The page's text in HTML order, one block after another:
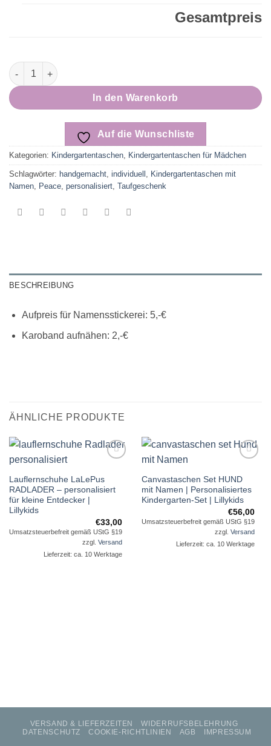
Gesamtpreis
KIGA Tasche | Kindergartentasche | Peace Menge
In den Warenkorb
Auf die Wunschliste
Kategorien: Kindergartentaschen Kindergartentaschen für Mädchen
Schlagwörter: handgemacht individuell
Kindergartentaschen mit
Namen
Peace personalisiert Taufgeschenk
BESCHREIBUNG
Aufpreis für Namensstickerei: 5,-€
Karoband aufnähen: 2,-€
ÄHNLICHE PRODUKTE
Wunschliste
Lauflernschuhe LaLePus
RADLADER – personalisiert
für kleine Entdecker |
Lillykids
€33,00
Umsatzsteuerbefreit gemäß UStG §19
zzgl. Versand
Lieferzeit: ca. 10 Werktage
Wunschliste
Canvastaschen Set HUND
mit Namen | Personalisiertes
Kindergarten-Set | Lillykids
€56,00
Umsatzsteuerbefreit gemäß UStG §19
zzgl. Versand
Lieferzeit: ca. 10 Werktage
VERSAND & LIEFERZEITEN
WIDERRUFSBELEHRUNG
DATENSCHUTZ
COOKIE-RICHTLINIEN AGB IMPRESSUM